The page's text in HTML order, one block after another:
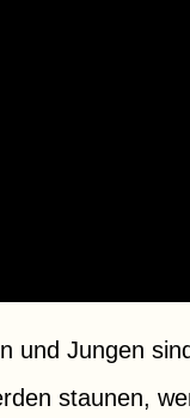
und Jungen
staunen,